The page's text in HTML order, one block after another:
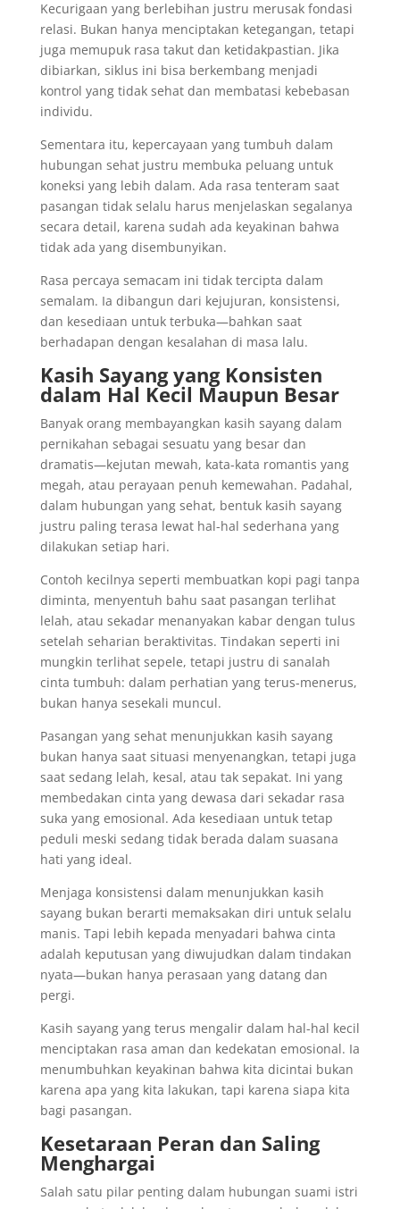
Kecurigaan yang berlebihan justru merusak fondasi
relasi. Bukan hanya menciptakan ketegangan, tetapi
juga memupuk rasa takut dan ketidakpastian. Jika
dibiarkan, siklus ini bisa berkembang menjadi
kontrol yang tidak sehat dan membatasi kebebasan
individu.
Sementara itu, kepercayaan yang tumbuh dalam
hubungan sehat justru membuka peluang untuk
koneksi yang lebih dalam. Ada rasa tenteram saat
pasangan tidak selalu harus menjelaskan segalanya
secara detail, karena sudah ada keyakinan bahwa
tidak ada yang disembunyikan.
Rasa percaya semacam ini tidak tercipta dalam
semalam. Ia dibangun dari kejujuran, konsistensi,
dan kesediaan untuk terbuka—bahkan saat
berhadapan dengan kesalahan di masa lalu.
Kasih Sayang yang Konsisten
dalam Hal Kecil Maupun Besar
Banyak orang membayangkan kasih sayang dalam
pernikahan sebagai sesuatu yang besar dan
dramatis—kejutan mewah, kata-kata romantis yang
megah, atau perayaan penuh kemewahan. Padahal,
dalam hubungan yang sehat, bentuk kasih sayang
justru paling terasa lewat hal-hal sederhana yang
dilakukan setiap hari.
Contoh kecilnya seperti membuatkan kopi pagi tanpa
diminta, menyentuh bahu saat pasangan terlihat
lelah, atau sekadar menanyakan kabar dengan tulus
setelah seharian beraktivitas. Tindakan seperti ini
mungkin terlihat sepele, tetapi justru di sanalah
cinta tumbuh: dalam perhatian yang terus-menerus,
bukan hanya sesekali muncul.
Pasangan yang sehat menunjukkan kasih sayang
bukan hanya saat situasi menyenangkan, tetapi juga
saat sedang lelah, kesal, atau tak sepakat. Ini yang
membedakan cinta yang dewasa dari sekadar rasa
suka yang emosional. Ada kesediaan untuk tetap
peduli meski sedang tidak berada dalam suasana
hati yang ideal.
Menjaga konsistensi dalam menunjukkan kasih
sayang bukan berarti memaksakan diri untuk selalu
manis. Tapi lebih kepada menyadari bahwa cinta
adalah keputusan yang diwujudkan dalam tindakan
nyata—bukan hanya perasaan yang datang dan
pergi.
Kasih sayang yang terus mengalir dalam hal-hal kecil
menciptakan rasa aman dan kedekatan emosional. Ia
menumbuhkan keyakinan bahwa kita dicintai bukan
karena apa yang kita lakukan, tapi karena siapa kita
bagi pasangan.
Kesetaraan Peran dan Saling
Menghargai
Salah satu pilar penting dalam hubungan suami istri